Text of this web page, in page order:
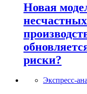
Новая
риски?
Экспресс-